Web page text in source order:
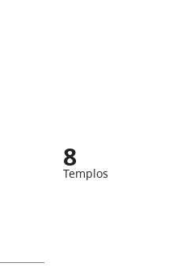
8
Templos